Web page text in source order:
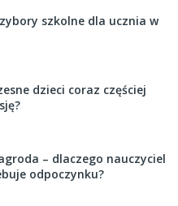
szkolne dla ucznia w
dzieci coraz częściej
– dlaczego nauczyciel
odpoczynku?